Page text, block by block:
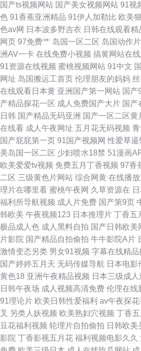
国产ts视频网站 国产美女视频网站 91视
色 91香蕉亚洲精品 91伊人加勒比 欧美
色av网 日本波多野吉衣 日韩在线观看精
网页 97免费艹 岛国一区二区 岛国动作
洲AV一卡 在线免费小视频 搞黄网站在
91资源在线视频 蜜桃视频网站 91中文
网址 岛国搬运工首页 伦理朋友的妈妈
在线观看日本黄 亚洲国产第一网站 国产
产精品探花一区 成人免费国产大片 国产
日韩 国产精品无码亚洲 国产一区二区黄
在线看 成人午夜网址 五月花无码视频
国产屁屁第一页 91国产视频网 性爱草逼
美岛国一区二区 少妇喷水18禁 51漫画
欧美爱爱tv视频 免费五月丁香视频 97香
二区 三级黄色片网站 综合网黄 在线播
理片在哪里看 蜜桃午夜网 久草资源在
福利所导航视频 成人片免费 国产第9页
韩欧美 午夜视频123 日本推理片 丁香五
极品成人色 成人黑料自拍 国产日韩欧美
片影院 国产精品自拍偷拍 牛牛影院A片
激情变态另类 男女91视频 字幕在线精品
国产婷婷五月天 无码传媒导航 日本电影
黄色18 亚洲午夜精品视频 日本三级成人
日韩午夜场 成人视频高清免费 伦理在线
91理论片 欧美日韩性爱福利 av午夜探花
叉 另类人妖视频 欧美熟妇穴视频 丁香
豆花福利视频 轮理片自拍偷拍 日韩欧美
影院 丁香影视五月花 福利视频电影久久